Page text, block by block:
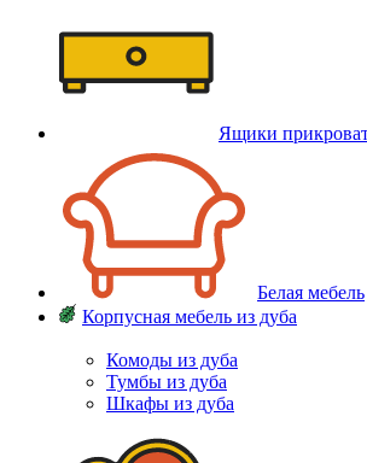
Ящики
Белая мебель
Корпусная мебель из дуба
Комоды из дуба
Тумбы из дуба
Шкафы из дуба